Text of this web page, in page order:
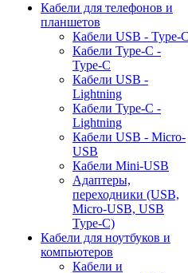
Кабели для телефонов и
планшетов
Кабели USB - Type-C
Кабели Type-C -
Type-C
Кабели USB -
Lightning
Кабели Type-C -
Lightning
Кабели USB - Micro-
USB
Кабели Mini-USB
Адаптеры,
переходники (USB,
Micro-USB, USB
Type-C)
Кабели для ноутбуков и
компьютеров
Кабели и